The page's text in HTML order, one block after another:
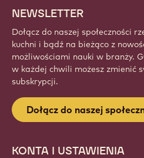
NEWSLETTER
Dołącz do naszej społeczności
kuchni i bądź na bieżąco z
możliwościami nauki w branży.
w każdej chwili możesz zmienić
subskrypcji.
Dołącz do naszej
KONTA I USTAWIENIA